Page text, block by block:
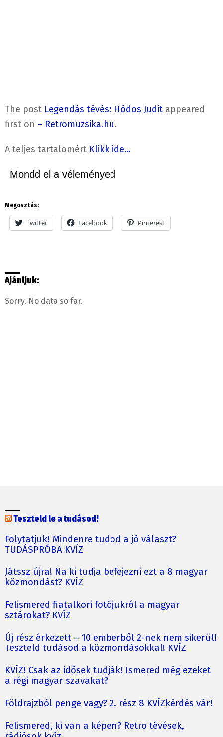
The post Legendás tévés: Hódos Judit appeared
first on – Retromuzsika.hu.
A teljes tartalomért Klikk ide…
Mondd el a véleményed
Megosztás:
Twitter Facebook Pinterest
Ajánljuk:
Sorry. No data so far.
Teszteld le a tudásod!
Folytatjuk! Mindenre tudod a jó választ?
TUDÁSPRÓBA KVÍZ
Játssz újra! Na ki tudja befejezni ezt a 8 magyar
közmondást? KVÍZ
Felismered fiatalkori fotójukról a magyar
sztárokat? KVÍZ
Új rész érkezett – 10 emberből 2-nek nem sikerül!
Teszteld tudásod a közmondásokkal! KVÍZ
KVÍZ! Csak az idősek tudják! Ismered még ezeket
a régi magyar szavakat?
Földrajzból penge vagy? 2. rész 8 KVÍZkérdés vár!
Felismered, ki van a képen? Retro tévések,